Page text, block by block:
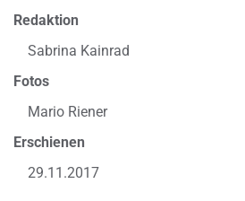
Redaktion
Sabrina Kainrad
Fotos
Mario Riener
Erschienen
29.11.2017